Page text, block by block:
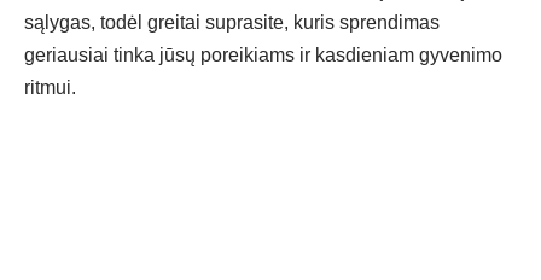
sąlygas, todėl greitai suprasite, kuris sprendimas
geriausiai tinka jūsų poreikiams ir kasdieniam gyvenimo
ritmui.